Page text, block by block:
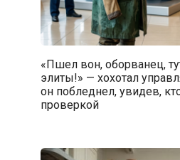
«Пшел вон, оборванец,
элиты!» — хохотал
он побледнел, увидев,
проверкой